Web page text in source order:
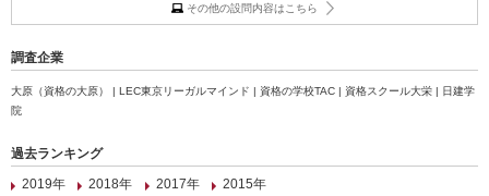
その他の設問内容はこちら
調査企業
大原（資格の大原） | LEC東京リーガルマインド | 資格の学校TAC | 資格スクール大栄 | 日建学
院
過去ランキング
2019年
2018年 2017年 2015年